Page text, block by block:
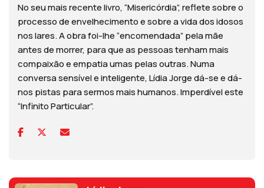
No seu mais recente livro, “Misericórdia”, reflete sobre o
processo de envelhecimento e sobre a vida dos idosos
nos lares. A obra foi-lhe “encomendada” pela mãe
antes de morrer, para que as pessoas tenham mais
compaixão e empatia umas pelas outras. Numa
conversa sensível e inteligente, Lídia Jorge dá-se e dá-
nos pistas para sermos mais humanos. Imperdível este
“Infinito Particular”.